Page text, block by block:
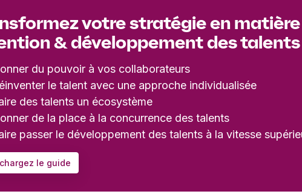
votre stratégie en
& développement des talents
du pouvoir à vos collaborateurs
le talent avec une approche individualisée
des talents un écosystème
de la place à la concurrence des talents
passer le développement des talents à la vitesse
le guide